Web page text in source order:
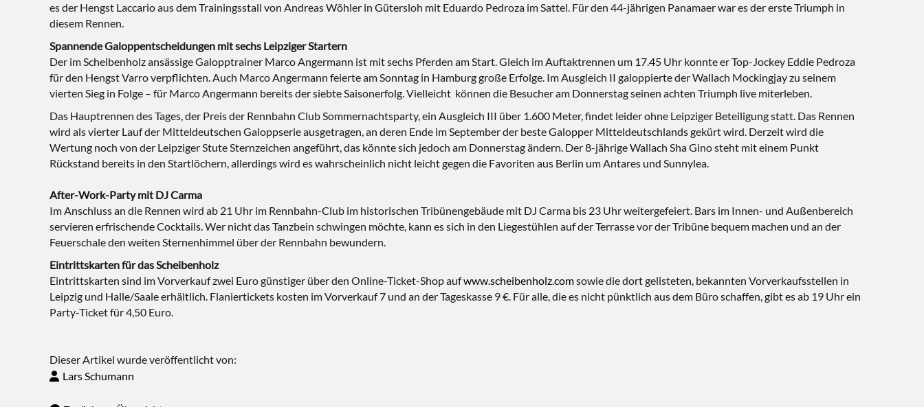
es der Hengst Laccario aus dem Trainingsstall von Andreas Wöhler in Gütersloh mit Eduardo Pedroza im Sattel. Für den 44-jährigen Panamaer war es der erste Triumph in
diesem Rennen.
Spannende Galoppentscheidungen mit sechs Leipziger Startern
Der im Scheibenholz ansässige Galopptrainer Marco Angermann ist mit sechs Pferden am Start. Gleich im Auftaktrennen um 17.45 Uhr konnte er Top-Jockey Eddie Pedroza
für den Hengst Varro verpflichten. Auch Marco Angermann feierte am Sonntag in Hamburg große Erfolge. Im Ausgleich II galoppierte der Wallach Mockingjay zu seinem
vierten Sieg in Folge – für Marco Angermann bereits der siebte Saisonerfolg. Vielleicht können die Besucher am Donnerstag seinen achten Triumph live miterleben.
Das Hauptrennen des Tages, der Preis der Rennbahn Club Sommernachtsparty, ein Ausgleich III über 1.600 Meter, findet leider ohne Leipziger Beteiligung statt. Das Rennen
wird als vierter Lauf der Mitteldeutschen Galoppserie ausgetragen, an deren Ende im September der beste Galopper Mitteldeutschlands gekürt wird. Derzeit wird die
Wertung noch von der Leipziger Stute Sternzeichen angeführt, das könnte sich jedoch am Donnerstag ändern. Der 8-jährige Wallach Sha Gino steht mit einem Punkt
Rückstand bereits in den Startlöchern, allerdings wird es wahrscheinlich nicht leicht gegen die Favoriten aus Berlin um Antares und Sunnylea.
After-Work-Party mit DJ Carma
Im Anschluss an die Rennen wird ab 21 Uhr im Rennbahn-Club im historischen Tribünengebäude mit DJ Carma bis 23 Uhr weitergefeiert. Bars im Innen- und Außenbereich
servieren erfrischende Cocktails. Wer nicht das Tanzbein schwingen möchte, kann es sich in den Liegestühlen auf der Terrasse vor der Tribüne bequem machen und an der
Feuerschale den weiten Sternenhimmel über der Rennbahn bewundern.
Eintrittskarten für das Scheibenholz
Eintrittskarten sind im Vorverkauf zwei Euro günstiger über den Online-Ticket-Shop aufwww.scheibenholz.comsowie die dort gelisteten, bekannten Vorverkaufsstellen in
Leipzig und Halle/Saale erhältlich. Flaniertickets kosten im Vorverkauf 7 und an der Tageskasse 9 €. Für alle, die es nicht pünktlich aus dem Büro schaffen, gibt es ab 19 Uhr ein
Party-Ticket für 4,50 Euro.
Dieser Artikel wurde veröffentlicht von:
Lars Schumann